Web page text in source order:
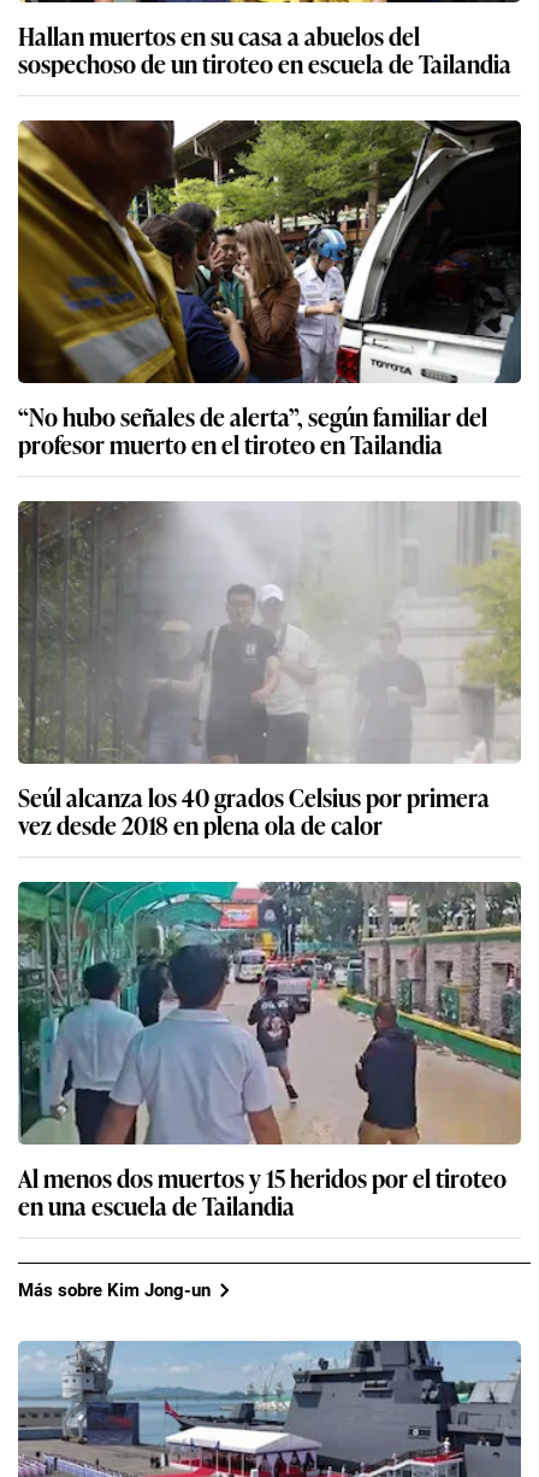
Hallan muertos en su casa a abuelos del
sospechoso de un tiroteo en escuela de Tailandia
“No hubo señales de alerta”, según familiar del
profesor muerto en el tiroteo en Tailandia
Seúl alcanza los 40 grados Celsius por primera
vez desde 2018 en plena ola de calor
Al menos dos muertos y 15 heridos por el tiroteo
en una escuela de Tailandia
Más sobre Kim Jong-un